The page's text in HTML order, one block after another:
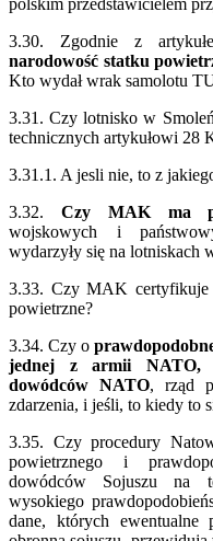
polskim przedstawicielem
3.30. Zgodnie z
narodowość statku
Kto wydał wrak samolotu
3.31. Czy lotnisko w
technicznych artykułowi 28
3.31.1. A jesli nie, to z
3.32. Czy MAK ma
wojskowych i
wydarzyły się na lotniskach
3.33. Czy MAK certyfikuje
powietrzne?
3.34. Czy o
jednej z armii NATO,
dowódców NATO, rząd
zdarzenia, i jeśli, to kiedy to
3.35. Czy procedury
powietrznego i
dowódców Sojuszu na
wysokiego
dane, których ewentualne